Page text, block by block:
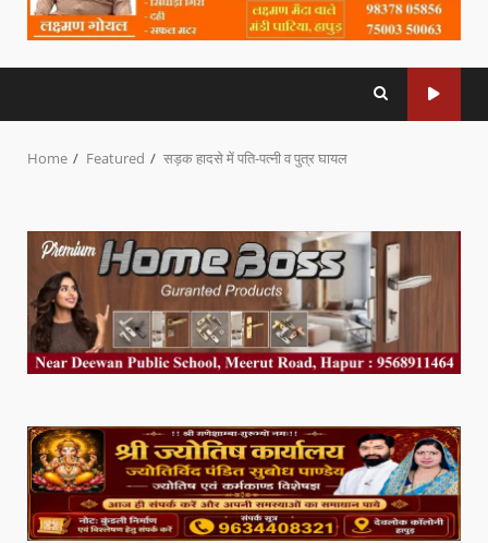
Home Featured सड़क हादसे में पति-पत्नी व पुत्र घायल